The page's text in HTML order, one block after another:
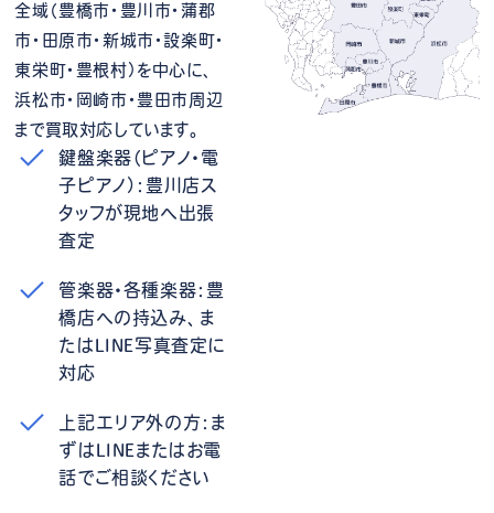
全域（豊橋市・豊川市・蒲郡
市・田原市・新城市・設楽町・
東栄町・豊根村）を中心に、
浜松市・岡崎市・豊田市周辺
まで買取対応しています。
鍵盤楽器（ピアノ・電
子ピアノ）：豊川店ス
タッフが現地へ出張
査定
管楽器・各種楽器：豊
橋店への持込み、ま
たはLINE写真査定に
対応
上記エリア外の方：ま
ずはLINEまたはお電
話でご相談ください